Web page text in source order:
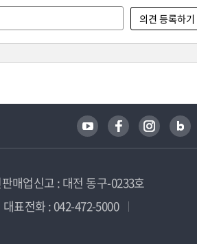
매업신고 : 대전 동구-0233호
대표전화 : 042-472-5000